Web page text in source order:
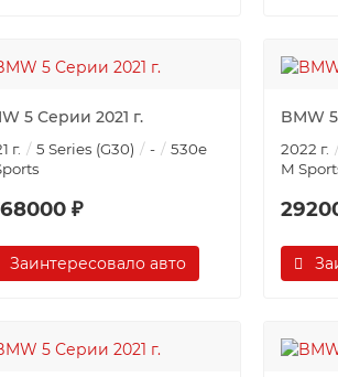
5 Серии 2021 г.
г. 5 Series (G30) -
530e
₽
Заинтересовало авто
BMW
2022 г.
M